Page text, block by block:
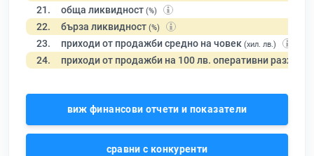
21. обща ликвидност (%)
22. бърза ликвидност (%)
23. приходи от продажби средно на човек (хил. лв.)
24. приходи от продажби на 100 лв. оперативни разходи
виж финансови отчети и показатели
сравни с конкуренти